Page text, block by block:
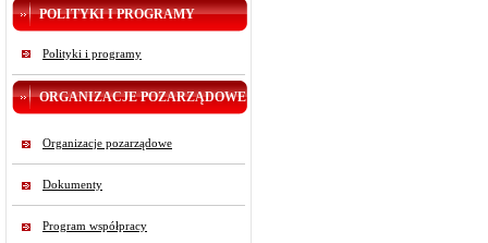
POLITYKI I PROGRAMY
Polityki i programy
ORGANIZACJE POZARZĄDOWE
Organizacje pozarządowe
Dokumenty
Program współpracy